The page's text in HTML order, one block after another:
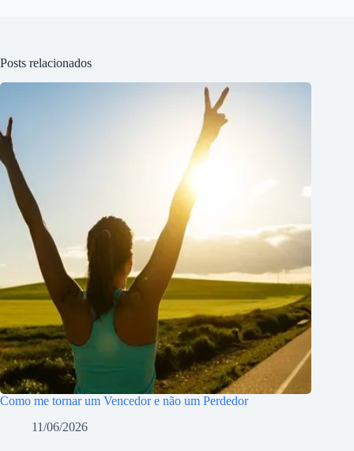
Posts relacionados
Como me tornar um Vencedor e não um Perdedor
11/06/2026